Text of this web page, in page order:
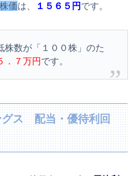
株価は、 １５６５円です。
株数が「１００株」のた
．７万円です。
グス 配当・優待利回